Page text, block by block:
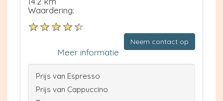
Waardering:
Neem contact op
Meer informatie
Prijs van Espresso
Prijs van Cappuccino